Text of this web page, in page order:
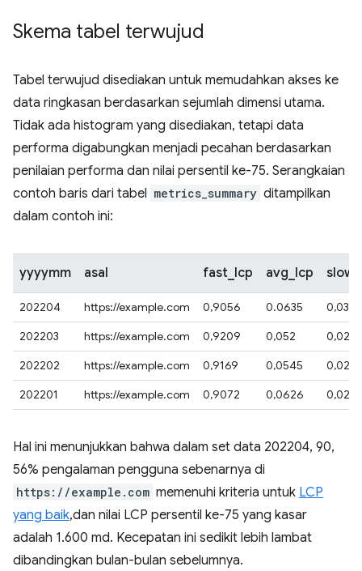
Skema tabel terwujud
Tabel terwujud disediakan untuk memudahkan akses ke
data ringkasan berdasarkan sejumlah dimensi utama.
Tidak ada histogram yang disediakan, tetapi data
performa digabungkan menjadi pecahan berdasarkan
penilaian performa dan nilai persentil ke-75. Serangkaian
contoh baris dari tabel metrics_summary ditampilkan
dalam contoh ini:
yyyymm asal fast_lcp avg_lcp
202204 https://example.com 0,9056 0.0635
0,0301
202203
https://example.com 0,9209 0,052
0,0274
202202
https://example.com 0,9169 0,0545
202201
https://example.com 0,9072 0,0626
Hal ini menunjukkan bahwa dalam set data 202204, 90,
56% pengalaman pengguna sebenarnya di
https://example.com memenuhi kriteria untuk LCP
yang baik,dan nilai LCP persentil ke-75 yang kasar
adalah 1.600 md. Kecepatan ini sedikit lebih lambat
dibandingkan bulan-bulan sebelumnya.